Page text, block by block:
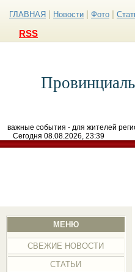
ГЛАВНАЯ Новости Фото
RSS
важные события - для жителей
Сегодня 08.08.2026, 23:39
МЕНЮ
СВЕЖИЕ НОВОСТИ
СТАТЬИ